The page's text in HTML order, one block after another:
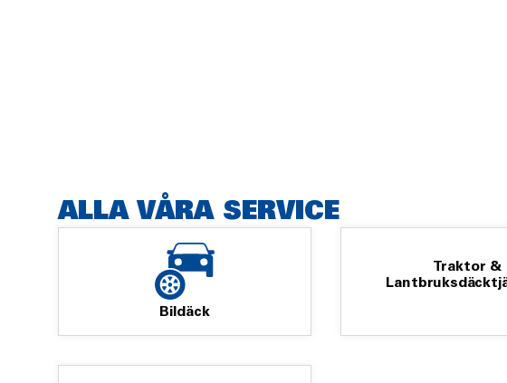
ALLA VÅRA SERVICE
Bildäck
Traktor &